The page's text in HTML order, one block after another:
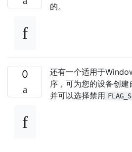
的。
0 还有一个适用于
序，可为您的设备创
并可以选择禁用